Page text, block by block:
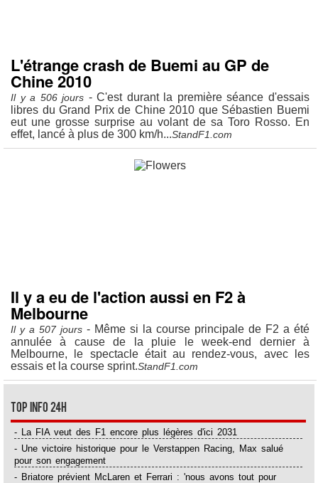
L'étrange crash de Buemi au GP de
Chine 2010
Il y a 506 jours - C'est durant la première séance d'essais
libres du Grand Prix de Chine 2010 que Sébastien Buemi
eut une grosse surprise au volant de sa Toro Rosso. En
effet, lancé à plus de 300 km/h...StandF1.com
Il y a eu de l'action aussi en F2 à
Melbourne
Il y a 507 jours - Même si la course principale de F2 a été
annulée à cause de la pluie le week-end dernier à
Melbourne, le spectacle était au rendez-vous, avec les
essais et la course sprint.StandF1.com
Top Info 24H
- La FIA veut des F1 encore plus légères d'ici 2031
- Une victoire historique pour le Verstappen Racing, Max salué
pour son engagement
- Briatore prévient McLaren et Ferrari : 'nous avons tout pour